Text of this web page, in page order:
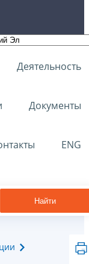
Деятельность
Документы
ENG
Найти